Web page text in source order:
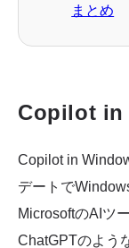
まとめ
Copilot in
Copilot in
デートで
MicrosoftのAIツ
ChatGPTのよう